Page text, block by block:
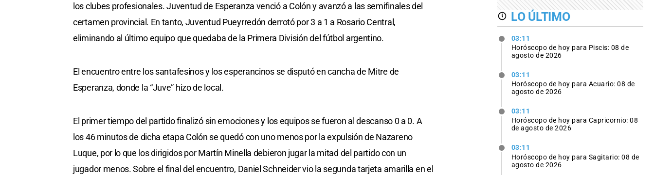
los clubes profesionales. Juventud de Esperanza venció a Colón y avanzó a las semifinales del
certamen provincial. En tanto, Juventud Pueyrredón derrotó por 3 a 1 a Rosario Central,
eliminando al último equipo que quedaba de la Primera División del fútbol argentino.
El encuentro entre los santafesinos y los esperancinos se disputó en cancha de Mitre de
Esperanza, donde la “Juve” hizo de local.
El primer tiempo del partido finalizó sin emociones y los equipos se fueron al descanso 0 a 0. A
los 46 minutos de dicha etapa Colón se quedó con uno menos por la expulsión de Nazareno
Luque, por lo que los dirigidos por Martín Minella debieron jugar la mitad del partido con un
jugador menos. Sobre el final del encuentro, Daniel Schneider vio la segunda tarjeta amarilla en el
LO ÚLTIMO
03:11
Horóscopo de hoy para Piscis: 08 de
agosto de 2026
03:11
Horóscopo de hoy para Acuario: 08 de
agosto de 2026
03:11
Horóscopo de hoy para Capricornio: 08
de agosto de 2026
03:11
Horóscopo de hoy para Sagitario: 08 de
agosto de 2026